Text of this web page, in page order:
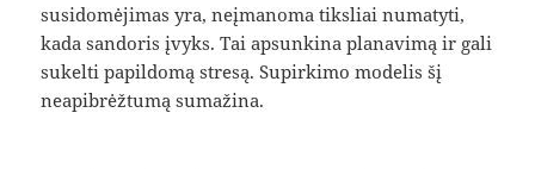
susidomėjimas yra, neįmanoma tiksliai numatyti,
kada sandoris įvyks. Tai apsunkina planavimą ir gali
sukelti papildomą stresą. Supirkimo modelis šį
neapibrėžtumą sumažina.